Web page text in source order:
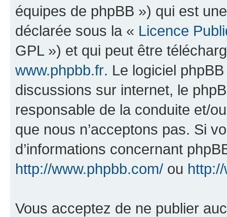
équipes de phpBB ») qui est
déclarée sous la « Licence
GPL ») et qui peut être
www.phpbb.fr. Le logiciel
discussions sur internet, le
responsable de la conduite et/
que nous n’acceptons pas. Si
d’informations concernant
http://www.phpbb.com/ ou
Vous acceptez de ne publier